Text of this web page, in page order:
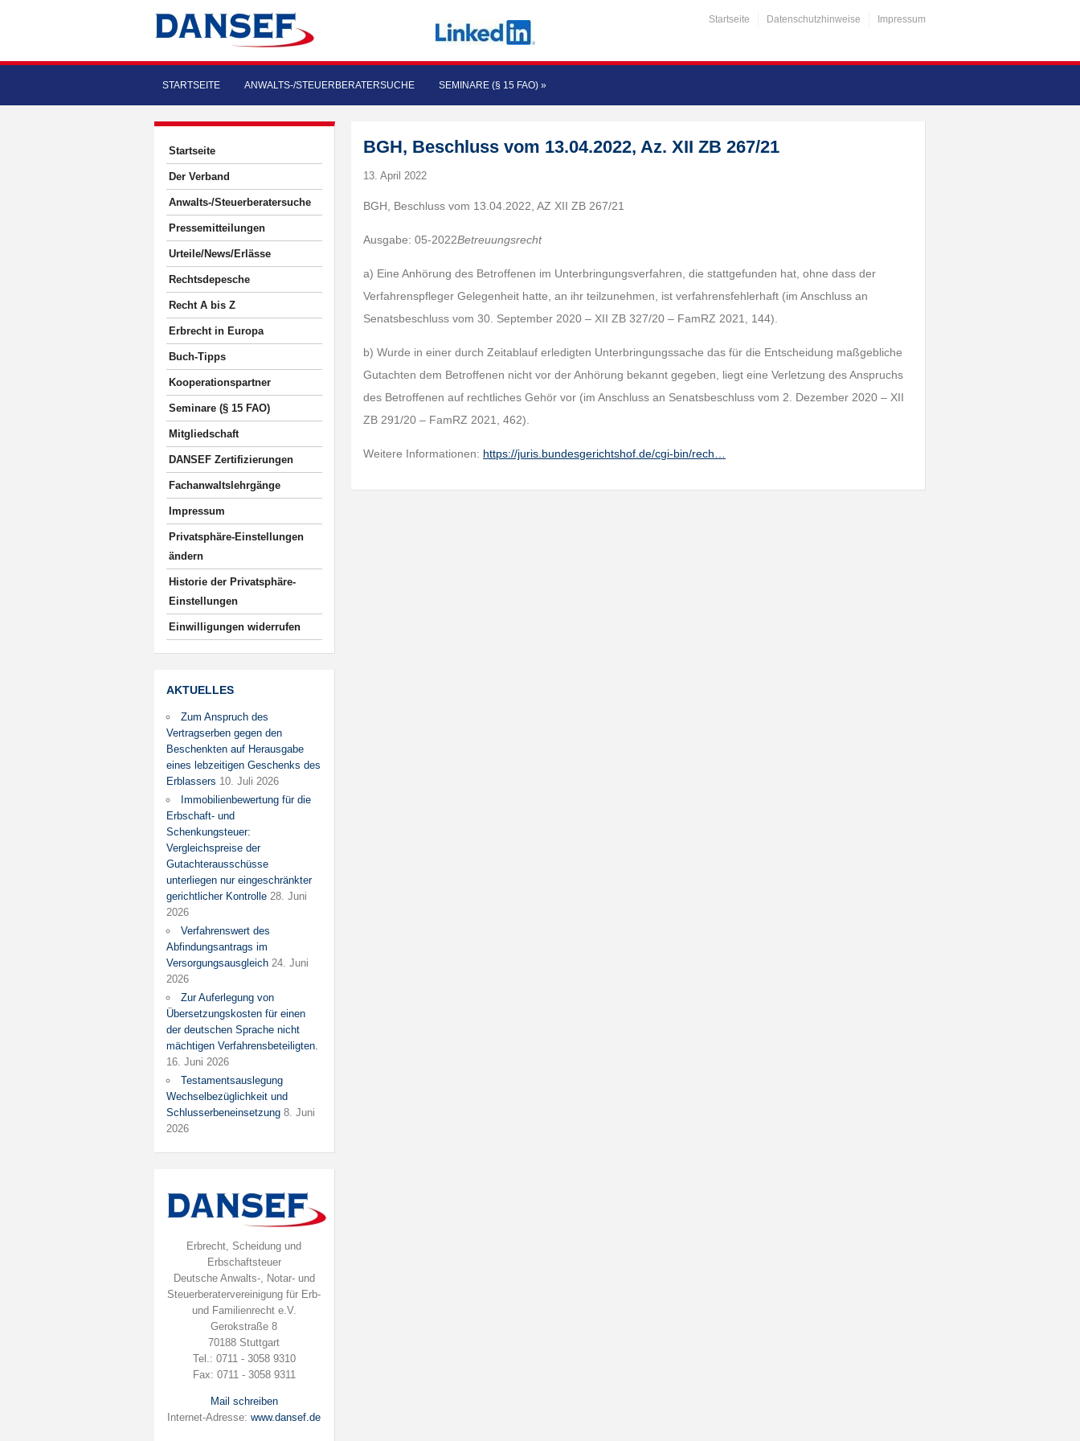
Startseite Datenschutzhinweise Impressum
STARTSEITE ANWALTS-/STEUERBERATERSUCHE SEMINARE (§ 15 FAO) »
Startseite
Der Verband
Anwalts-/Steuerberatersuche
Pressemitteilungen
Urteile/News/Erlässe
Rechtsdepesche
Recht A bis Z
Erbrecht in Europa
Buch-Tipps
Kooperationspartner
Seminare (§ 15 FAO)
Mitgliedschaft
DANSEF Zertifizierungen
Fachanwaltslehrgänge
Impressum
Privatsphäre-Einstellungen
ändern
Historie der Privatsphäre-
Einstellungen
Einwilligungen widerrufen
AKTUELLES
Zum Anspruch des
Vertragserben gegen den
Beschenkten auf Herausgabe
eines lebzeitigen Geschenks des
Erblassers 10. Juli 2026
Immobilienbewertung für die
Erbschaft- und
Schenkungsteuer:
Vergleichspreise der
Gutachterausschüsse
unterliegen nur eingeschränkter
gerichtlicher Kontrolle 28. Juni
2026
Verfahrenswert des
Abfindungsantrags im
Versorgungsausgleich 24. Juni
2026
Zur Auferlegung von
Übersetzungskosten für einen
der deutschen Sprache nicht
mächtigen Verfahrensbeteiligten.
16. Juni 2026
Testamentsauslegung
Wechselbezüglichkeit und
Schlusserbeneinsetzung 8. Juni
2026
Erbrecht, Scheidung und
Erbschaftsteuer
Deutsche Anwalts-, Notar- und
Steuerberatervereinigung für Erb-
und Familienrecht e.V.
Gerokstraße 8
70188 Stuttgart
Tel.: 0711 - 3058 9310
Fax: 0711 - 3058 9311
Mail schreiben
Internet-Adresse:www.dansef.de
BGH, Beschluss vom 13.04.2022, Az. XII ZB 267/21
13. April 2022
BGH, Beschluss vom 13.04.2022, AZ XII ZB 267/21
Ausgabe: 05-2022Betreuungsrecht
a) Eine Anhörung des Betroffenen im Unterbringungsverfahren, die stattgefunden hat, ohne dass der
Verfahrenspfleger Gelegenheit hatte, an ihr teilzunehmen, ist verfahrensfehlerhaft (im Anschluss an
Senatsbeschluss vom 30. September 2020 – XII ZB 327/20 – FamRZ 2021, 144).
b) Wurde in einer durch Zeitablauf erledigten Unterbringungssache das für die Entscheidung maßgebliche
Gutachten dem Betroffenen nicht vor der Anhörung bekannt gegeben, liegt eine Verletzung des Anspruchs
des Betroffenen auf rechtliches Gehör vor (im Anschluss an Senatsbeschluss vom 2. Dezember 2020 – XII
ZB 291/20 – FamRZ 2021, 462).
Weitere Informationen: https://juris.bundesgerichtshof.de/cgi-bin/rech…